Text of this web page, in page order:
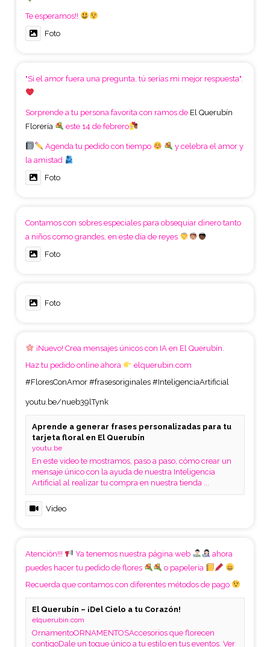
Te esperamos!!
Foto
"Si el amor fuera una pregunta, tú serías mi mejor respuesta".
Sorprende a tu persona favorita con ramos de El Querubín
Florería
este 14 de febrero
Agenda tu pedido con tiempo
y celebra el amor y
la amistad
Foto
Contamos con sobres especiales para obsequiar dinero tanto
a niños como grandes, en este día de reyes
Foto
Foto
¡Nuevo! Crea mensajes únicos con IA en El Querubín.
Haz tu pedido online ahora
elquerubin.com
#FloresConAmor #frasesoriginales #InteligenciaArtificial
youtu.be/nueb39lTynk
Aprende a generar frases personalizadas para tu
tarjeta floral en El Querubín
youtu.be
En este video te mostramos, paso a paso, cómo crear un
mensaje único con la ayuda de nuestra Inteligencia
Artificial al realizar tu compra en nuestra tienda ...
Video
Atención!!! Ya tenemos nuestra página web
ahora
puedes hacer tu pedido de flores
o papelería
Recuerda que contamos con diferentes métodos de pago
El Querubín – ¡Del Cielo a tu Corazón!
elquerubin.com
OrnamentoORNAMENTOSAccesorios que florecen
contigoDale un toque único a tu estilo en tus eventos. Ver